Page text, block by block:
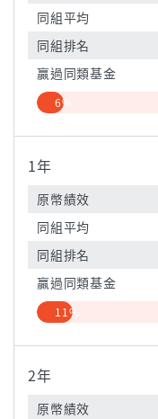
同組平均
同組排名
贏過同類基金
6%
1年
原幣績效
同組平均
同組排名
贏過同類基金
11%
2年
原幣績效